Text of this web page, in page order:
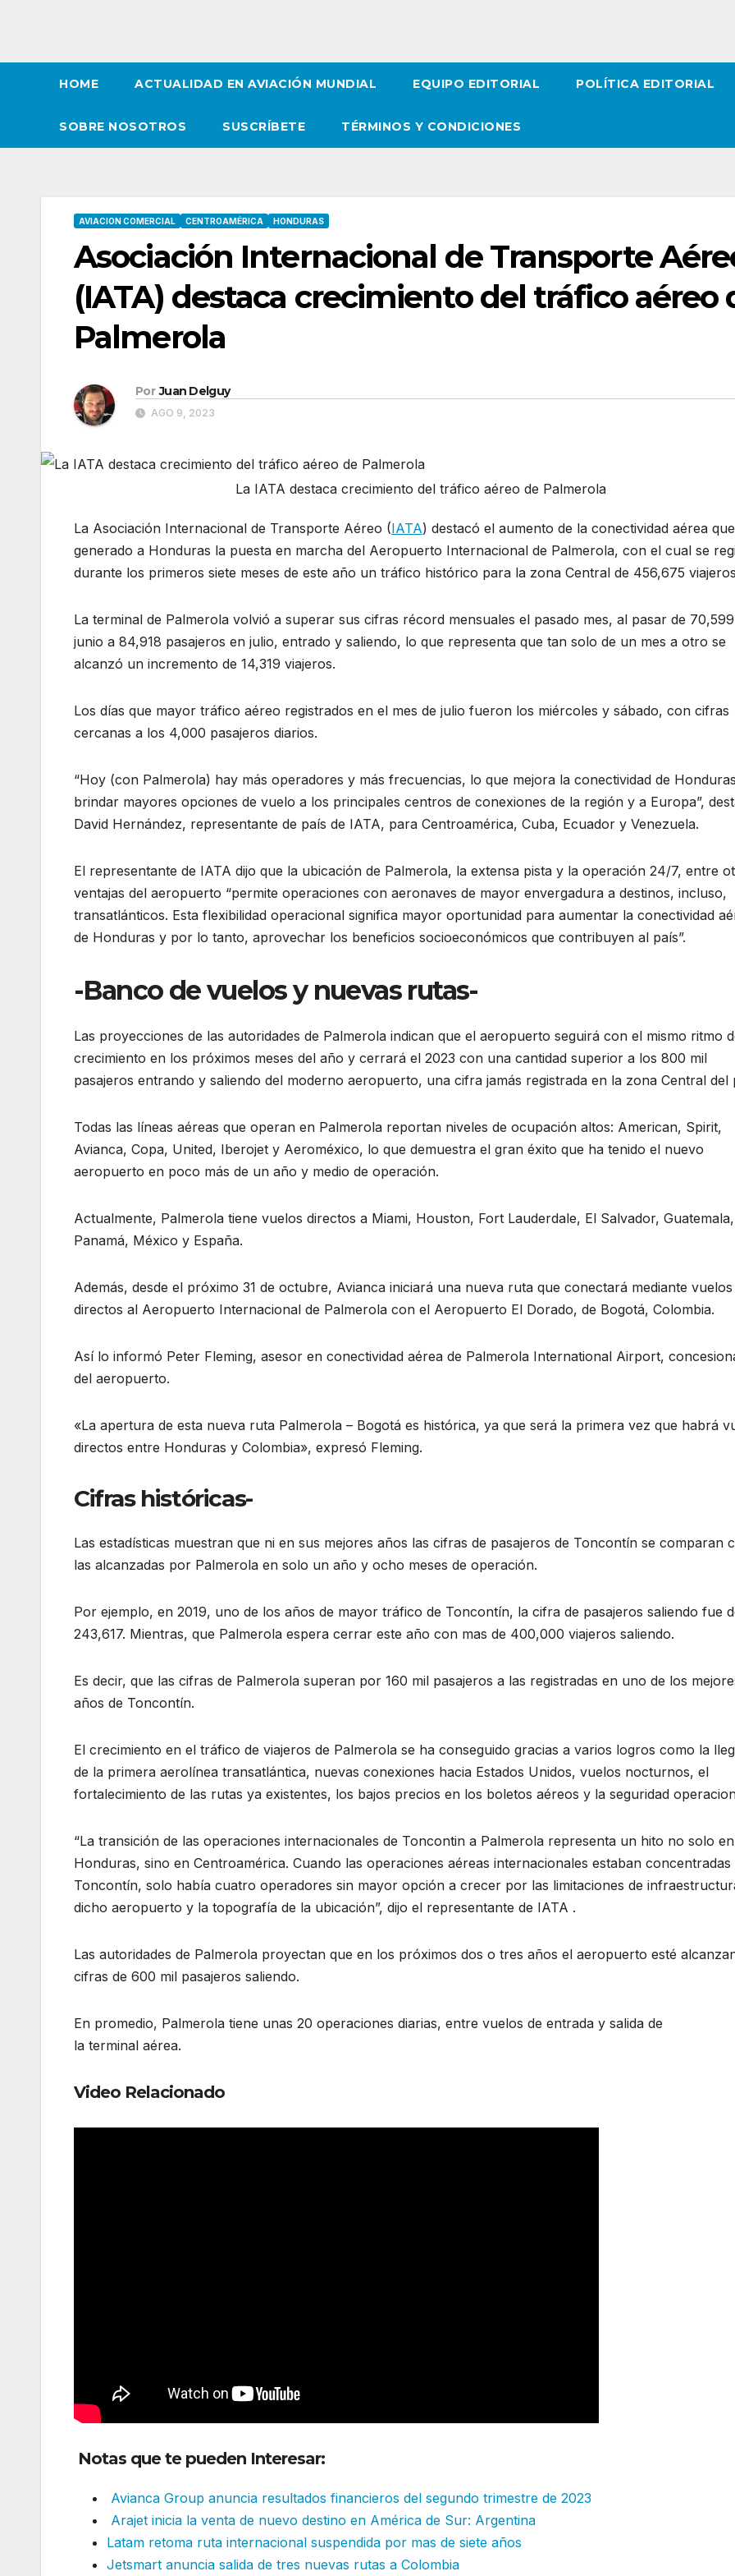
HOME ACTUALIDAD EN AVIACIÓN MUNDIAL EQUIPO EDITORIAL POLÍTICA EDITORIAL
SOBRE NOSOTROS SUSCRÍBETE TÉRMINOS Y CONDICIONES
AVIACION COMERCIAL CENTROAMÉRICA HONDURAS
Asociación Internacional de Transporte
(IATA) destaca crecimiento del tráfico aéreo
Palmerola
Por Juan Delguy
AGO 9, 2023
La IATA destaca crecimiento del tráfico aéreo de Palmerola
La Asociación Internacional de Transporte Aéreo (IATA) destacó el aumento de la conectividad aérea
generado a Honduras la puesta en marcha del Aeropuerto Internacional de Palmerola, con el cual se
durante los primeros siete meses de este año un tráfico histórico para la zona Central de 456,675
La terminal de Palmerola volvió a superar sus cifras récord mensuales el pasado mes, al pasar de
junio a 84,918 pasajeros en julio, entrado y saliendo, lo que representa que tan solo de un mes a otro se
alcanzó un incremento de 14,319 viajeros.
Los días que mayor tráfico aéreo registrados en el mes de julio fueron los miércoles y sábado, con cifras
cercanas a los 4,000 pasajeros diarios.
“Hoy (con Palmerola) hay más operadores y más frecuencias, lo que mejora la conectividad de
brindar mayores opciones de vuelo a los principales centros de conexiones de la región y a Europa”,
David Hernández, representante de país de IATA, para Centroamérica, Cuba, Ecuador y Venezuela.
El representante de IATA dijo que la ubicación de Palmerola, la extensa pista y la operación 24/7, entre
ventajas del aeropuerto “permite operaciones con aeronaves de mayor envergadura a destinos, incluso,
transatlánticos. Esta flexibilidad operacional significa mayor oportunidad para aumentar la conectividad
de Honduras y por lo tanto, aprovechar los beneficios socioeconómicos que contribuyen al país”.
-Banco de vuelos y nuevas rutas-
Las proyecciones de las autoridades de Palmerola indican que el aeropuerto seguirá con el mismo ritmo
crecimiento en los próximos meses del año y cerrará el 2023 con una cantidad superior a los 800 mil
pasajeros entrando y saliendo del moderno aeropuerto, una cifra jamás registrada en la zona Central del
Todas las líneas aéreas que operan en Palmerola reportan niveles de ocupación altos: American, Spirit,
Avianca, Copa, United, Iberojet y Aeroméxico, lo que demuestra el gran éxito que ha tenido el nuevo
aeropuerto en poco más de un año y medio de operación.
Actualmente, Palmerola tiene vuelos directos a Miami, Houston, Fort Lauderdale, El Salvador, Guatemala,
Panamá, México y España.
Además, desde el próximo 31 de octubre, Avianca iniciará una nueva ruta que conectará mediante vuelos
directos al Aeropuerto Internacional de Palmerola con el Aeropuerto El Dorado, de Bogotá, Colombia.
Así lo informó Peter Fleming, asesor en conectividad aérea de Palmerola International Airport,
del aeropuerto.
«La apertura de esta nueva ruta Palmerola – Bogotá es histórica, ya que será la primera vez que habrá
directos entre Honduras y Colombia», expresó Fleming.
Cifras históricas-
Las estadísticas muestran que ni en sus mejores años las cifras de pasajeros de Toncontín se comparan
las alcanzadas por Palmerola en solo un año y ocho meses de operación.
Por ejemplo, en 2019, uno de los años de mayor tráfico de Toncontín, la cifra de pasajeros saliendo fue
243,617. Mientras, que Palmerola espera cerrar este año con mas de 400,000 viajeros saliendo.
Es decir, que las cifras de Palmerola superan por 160 mil pasajeros a las registradas en uno de los
años de Toncontín.
El crecimiento en el tráfico de viajeros de Palmerola se ha conseguido gracias a varios logros como la
de la primera aerolínea transatlántica, nuevas conexiones hacia Estados Unidos, vuelos nocturnos, el
fortalecimiento de las rutas ya existentes, los bajos precios en los boletos aéreos y la seguridad
“La transición de las operaciones internacionales de Toncontin a Palmerola representa un hito no solo en
Honduras, sino en Centroamérica. Cuando las operaciones aéreas internacionales estaban concentradas
Toncontín, solo había cuatro operadores sin mayor opción a crecer por las limitaciones de
dicho aeropuerto y la topografía de la ubicación”, dijo el representante de IATA .
Las autoridades de Palmerola proyectan que en los próximos dos o tres años el aeropuerto esté
cifras de 600 mil pasajeros saliendo.
En promedio, Palmerola tiene unas 20 operaciones diarias, entre vuelos de entrada y salida de
la terminal aérea.
Video Relacionado
Notas que te pueden Interesar:
Avianca Group anuncia resultados financieros del segundo trimestre de 2023
Arajet inicia la venta de nuevo destino en América de Sur: Argentina
Latam retoma ruta internacional suspendida por mas de siete años
Jetsmart anuncia salida de tres nuevas rutas a Colombia